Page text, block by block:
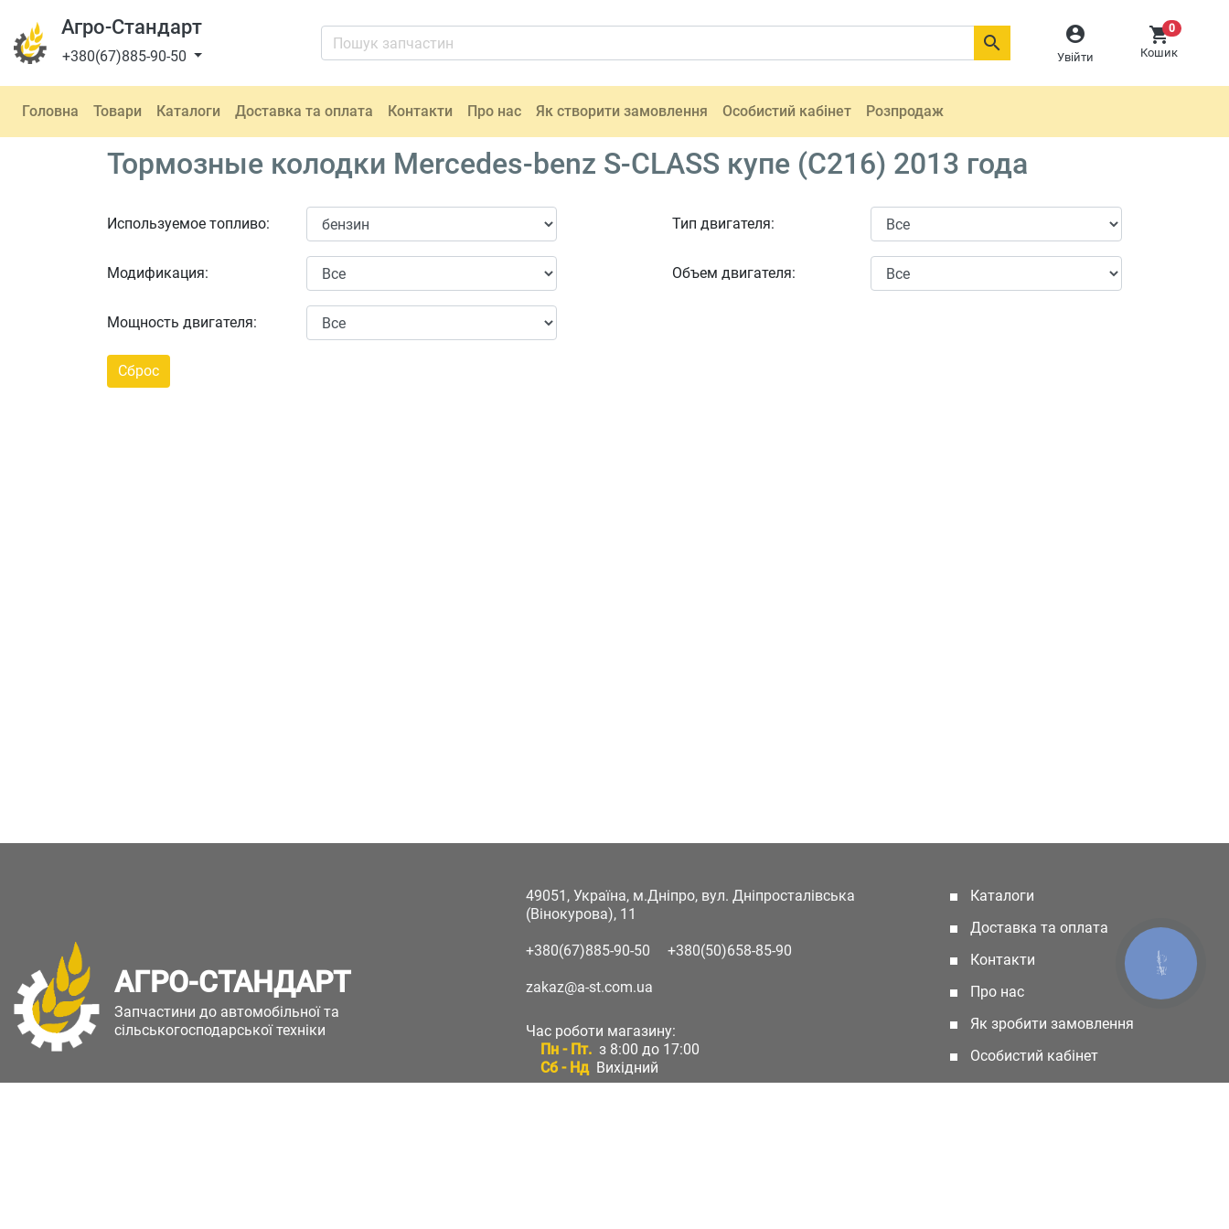
Агро-Стандарт
+380(67)885-90-50

Увійти
0
Кошик

Головна Товари Каталоги Доставка та оплата Контакти Про нас Як створити замовлення Особистий кабінет Розпродаж
Тормозные колодки Mercedes-benz S-CLASS купе (C216) 2013 года
Используемое топливо:
Модификация:
Мощность двигателя:
Тип двигателя:
Объем двигателя:
АГРО-СТАНДАРТ
Запчастини до автомобільної та
сільськогосподарської техніки
49051, Україна, м.Дніпро, вул. Дніпросталівська
(Вінокурова), 11
+380(67)885-90-50 +380(50)658-85-90
zakaz@a-st.com.ua
Час роботи магазину:
Пн - Пт. з 8:00 до 17:00
Сб - Нд Вихідний
Каталоги
Доставка та оплата
Контакти
Про нас
Як зробити замовлення
Особистий кабінет
КНОПКА
ЗВ'ЯЗКУ